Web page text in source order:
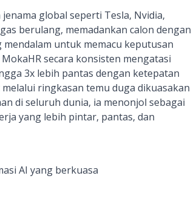
global seperti Tesla, Nvidia,
berulang, memadankan calon dengan
untuk memacu keputusan
secara konsisten mengatasi
3x lebih pantas dengan ketepatan
ringkasan temu duga dikuasakan
di seluruh dunia, ia menonjol sebagai
yang lebih pintar, pantas, dan
AI yang berkuasa